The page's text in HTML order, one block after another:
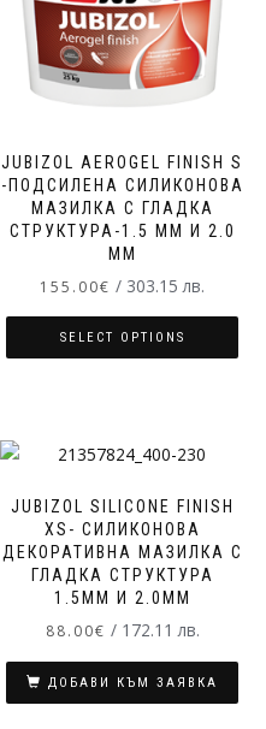
JUBIZOL AEROGEL FINISH S
-ПОДСИЛЕНА СИЛИКОНОВА
МАЗИЛКА С ГЛАДКА
СТРУКТУРА-1.5 MM И 2.0
MM
155.00€ / 303.15 лв.
SELECT OPTIONS
JUBIZOL SILICONE FINISH
XS- СИЛИКОНОВА
ДЕКОРАТИВНА МАЗИЛКА С
ГЛАДКА СТРУКТУРА
1.5MM И 2.0MM
88.00€ / 172.11 лв.
ДОБАВИ КЪМ ЗАЯВКА